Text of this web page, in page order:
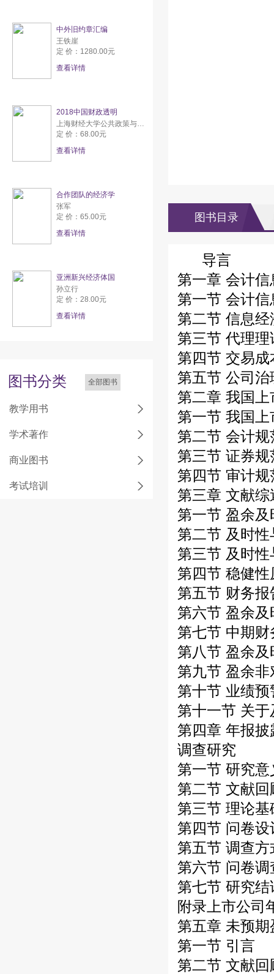
中外旧约章汇编
王铁崖
定 价：1280.00元
查看详情
2018中国财政透明
上海财经大学公共政策与研究中心
定 价：68.00元
查看详情
合作团队的经济学
张军
定 价：65.00元
查看详情
亚洲新兴经济体国
孙立行
定 价：28.00元
查看详情
图书分类 全部图书
教学用书
学术著作
商业图书
考试培训
图书目录
导言
第一章 会计
第一节 会计
第二节 信息
第三节 代理
第四节 交易
第五节 公司
第二章 我国
第一节 我国
第二节 会计规
第三节 证券规
第四节 审计规
第三章 文献综
第一节 盈余
第二节 及时
第三节 及时性
第四节 稳健
第五节 财务
第六节 盈余
第七节 中期
第八节 盈余
第九节 盈余
第十节 业绩
第十一节 关
第四章 年报
调查研究
第一节 研究意
第二节 文献回
第三节 理论
第四节 问卷设
第五节 调查方
第六节 问卷
第七节 研究结
附录上市公司
第五章 未预
第一节 引言
第二节 文献回